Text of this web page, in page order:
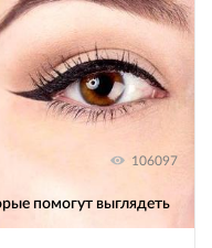
106097
помогут выглядеть